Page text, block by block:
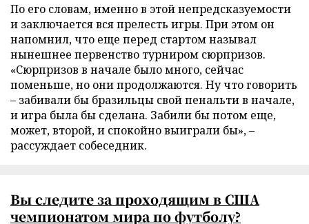
По его словам, именно в этой непредсказуемости
и заключается вся прелесть игры. При этом он
напомнил, что еще перед стартом называл
нынешнее первенство турниром сюрпризов.
«Сюрпризов в начале было много, сейчас
поменьше, но они продолжаются. Ну что говорить
– забивали бы бразильцы свой пенальти в начале,
и игра была бы сделана. Забили бы потом еще,
может, второй, и спокойно выиграли бы», –
рассуждает собеседник.
Вы следите за проходящим в США
чемпионатом мира по футболу?